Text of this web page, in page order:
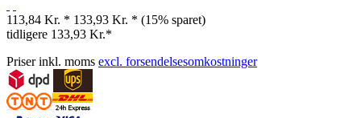
113,84 Kr. * 133,93 Kr. * (15% sparet)
tidligere 133,93 Kr.*
Priser inkl. moms excl. forsendelsesomkostninger